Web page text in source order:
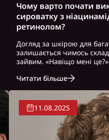
Чому варто почати
сироватку з
ретинолом?
Догляд за шкірою для
залишається чимось
зайвим. «Навіщо мені
Але сучасний світ
- це не лише про
Читати більше
11.08.2025